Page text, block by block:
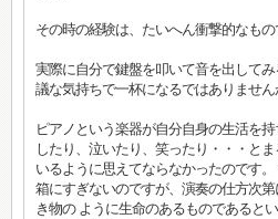
その時の経験は、たいへん衝撃的なもの
実際に自分で鍵盤を叩いて音を出して
議な気持ちで一杯になるではありません
ピアノという楽器が自分自身の生活を
したり、泣いたり、笑ったり・・・と
いるように思えてならなかったのです
箱にすぎないのですが、演奏の仕方次
き物の ように生命のあるものであると